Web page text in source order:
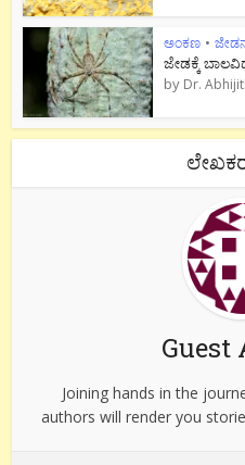
ಅಂಕಣ •
ಜೇಡಕ್ಕೆ
by Dr.
Guest
Joining hands in the
authors will render you